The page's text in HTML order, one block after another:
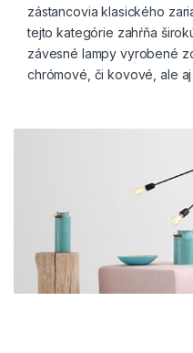
zástancovia klasického
tejto kategórie zahŕňa
závesné lampy vyrobené
chrómové, či kovové, ale
napríklad do jednoducho
pracovne sa umiestni
GUIDO. Tieto svietidlá sa
okolo 120e. Veľmi
retro svietidlá, ktorých
žiarovkou, ktorá na lampe
vieme ponúknuť svietidlo
hravé COLORFUL BULBI.
obývačky, sa v našej